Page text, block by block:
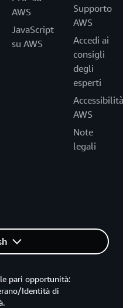
AWS
JavaScript
su AWS
Supporto
AWS
Accedi ai
consigli
degli
esperti
Accessibilità
AWS
Note
legali
pari opportunità:
Identità di